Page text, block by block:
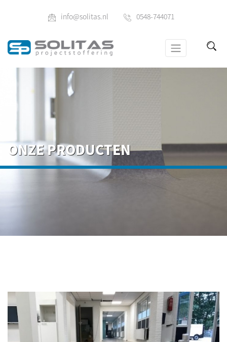
info@solitas.nl 0548-744071
ONZE PRODUCTEN